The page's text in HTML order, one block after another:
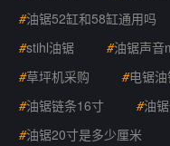
#油锯52缸和58缸通用吗
#stihl油锯 #油锯声音
#草坪机采购 #电锯
#油锯链条16寸 #油
#油锯20寸是多少厘米